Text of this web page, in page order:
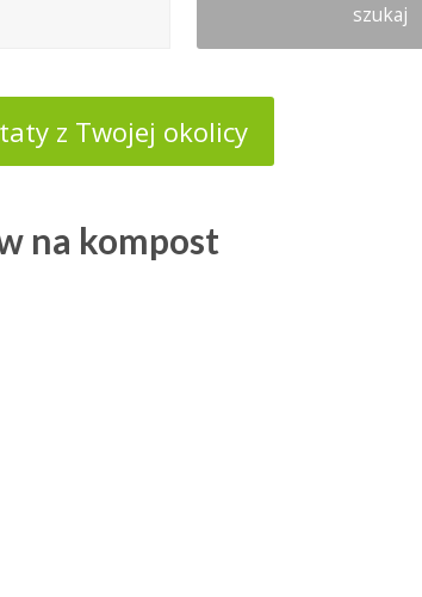
szukaj
z Twojej okolicy
na kompost